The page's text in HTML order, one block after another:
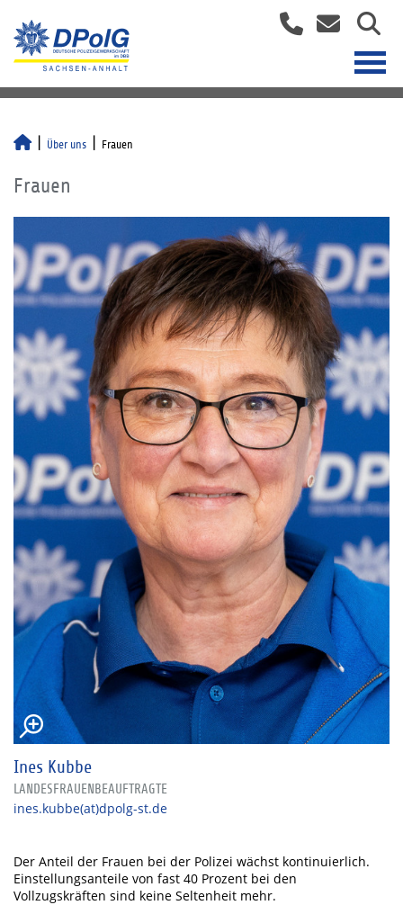
Über uns Frauen
Frauen
Ines Kubbe
LANDESFRAUENBEAUFTRAGTE
ines.kubbe(at)dpolg-st.de
Der Anteil der Frauen bei der Polizei wächst kontinuierlich.
Einstellungsanteile von fast 40 Prozent bei den
Vollzugskräften sind keine Seltenheit mehr.